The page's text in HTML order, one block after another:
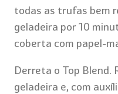
todas as trufas bem
geladeira por 10
coberta com papel-
Derreta o Top Blend.
geladeira e, com